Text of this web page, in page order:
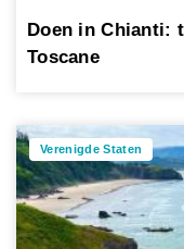
Doen in Chianti:
Toscane
Verenigde Staten